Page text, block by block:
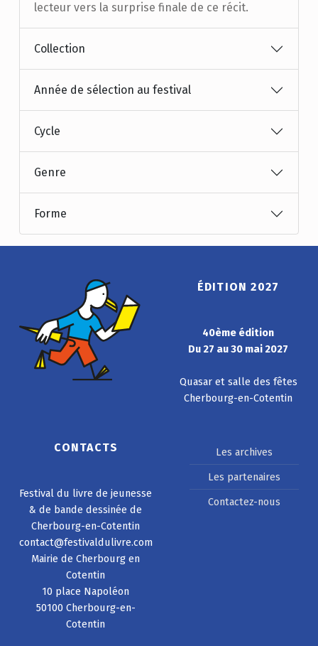
lecteur vers la surprise finale de ce récit.
Collection
Année de sélection au festival
Cycle
Genre
Forme
ÉDITION 2027
40ème édition
Du 27 au 30 mai 2027
Quasar et salle des fêtes
Cherbourg-en-Cotentin
CONTACTS
Festival du livre de jeunesse
& de bande dessinée de
Cherbourg-en-Cotentin
contact@festivaldulivre.com
Mairie de Cherbourg en
Cotentin
10 place Napoléon
50100 Cherbourg-en-
Cotentin
Les archives
Les partenaires
Contactez-nous